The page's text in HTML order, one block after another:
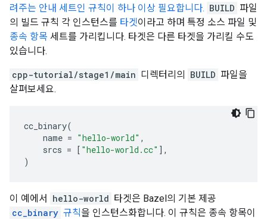
려주는 안내 세트인 규칙이 하나 이상 필요합니다. BUILD 파일
의 빌드 규칙 각 인스턴스를 타겟이라고 하며 특정 소스 파일 및
종속 항목 세트를 가리킵니다. 타겟은 다른 타겟을 가리킬 수도
있습니다.
cpp-tutorial/stage1/main 디렉터리의 BUILD 파일을
살펴보세요.
cc_binary(
name = "hello-world" ,
srcs = [ "hello-world.cc" ],
)
이 예에서 hello-world 타겟은 Bazel의 기본 제공
cc_binary 규칙을 인스턴스화합니다. 이 규칙은 종속 항목이